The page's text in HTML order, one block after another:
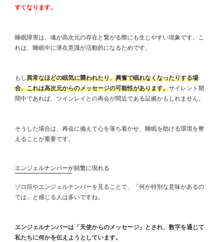
すくなります。
睡眠障害は、魂が高次元の存在と繋がる際にも生じやすい現象です。こ
れは、睡眠中に潜在意識が活動的になるためです。
もし異常なほどの眠気に襲われたり、興奮で眠れなくなったりする場
合、これは高次元からのメッセージの可能性があります。サイレント期
間中であれば、ツインレイとの再会が間近である証拠かもしれません。
そうした場合は、再会に備えて心を落ち着かせ、睡眠を助ける環境を整
えることが重要です。
エンジェルナンバーが頻繁に現れる
ゾロ目やエンジェルナンバーを見ることで、「何か特別な意味があるの
では」と感じる人は多いですね。
エンジェルナンバーは「天使からのメッセージ」とされ、数字を通じて
私たちに何かを伝えようとしています。